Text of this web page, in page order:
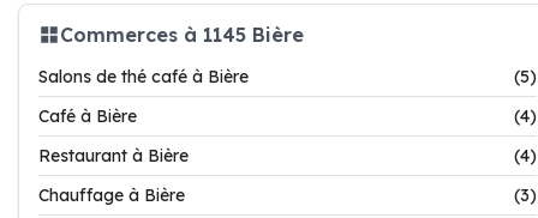
Commerces à 1145 Bière
Salons de thé café à Bière
(5)
Café à Bière
(4)
Restaurant à Bière
(4)
Chauffage à Bière
(3)